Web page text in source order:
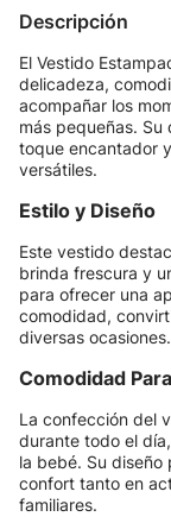
Descripción
El Vestido
delicadeza,
acompañar los
más pequeñas.
toque encantador
versátiles.
Estilo y Diseño
Este vestido
brinda frescura y
para ofrecer una
comodidad,
diversas ocasiones.
Comodidad
La confección del
durante todo el
la bebé. Su
confort tanto en
familiares.